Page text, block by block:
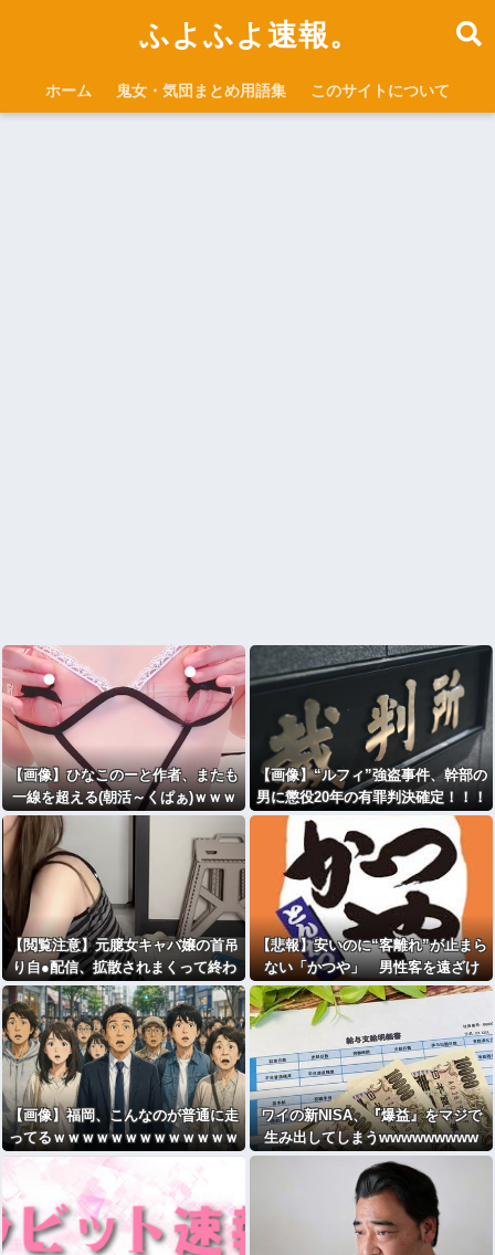
ふよふよ速報。
ホーム 鬼女・気団まとめ用語集 このサイトについて
【画像】ひなこのーと作者、またも
一線を超える(朝活～くぱぁ)ｗｗｗ
ｗｗｗｗ
【画像】“ルフィ”強盗事件、幹部の
男に懲役20年の有罪判決確定！！！
【閲覧注意】元臆女キャバ嬢の首吊
り自●配信、拡散されまくって終わ
るｗｗｗｗｗｗｗ
【悲報】安いのに“客離れ”が止まら
ない「かつや」 男性客を遠ざけ
た、ワンコインの壁とは？
【画像】福岡、こんなのが普通に走
ってるｗｗｗｗｗｗｗｗｗｗｗｗｗ
ｗｗｗ
ワイの新NISA、『爆益』をマジで
生み出してしまうwwwwwwwww